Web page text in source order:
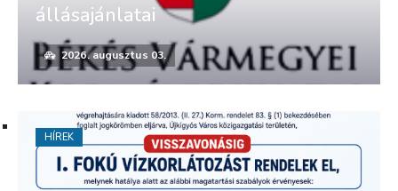
állásajánlatai
2026. augusztus 03.
HÍREK